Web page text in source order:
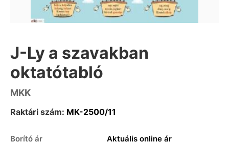
J-Ly a szavakban
oktatótabló
MKK
Raktári szám: MK-2500/11
Borító ár Aktuális online ár